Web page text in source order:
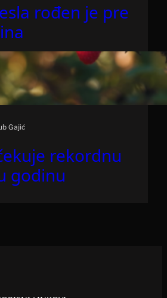
rođen je pre
Gajić
rekordnu
godinu